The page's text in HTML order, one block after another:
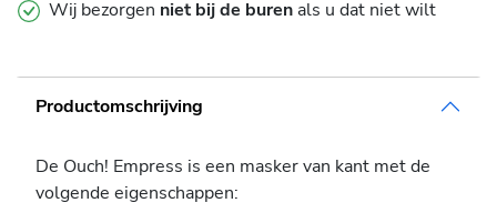
Wij bezorgen niet bij de burenals u dat niet wilt
Productomschrijving
De Ouch! Empress is een masker van kant met de
volgende eigenschappen: